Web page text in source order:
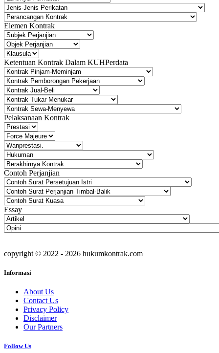
Elemen Kontrak
Ketentuan Kontrak Dalam KUHPerdata
Pelaksanaan Kontrak
Contoh Perjanjian
Essay
copyright © 2022 - 2026 hukumkontrak.com
Informasi
About Us
Contact Us
Privacy Policy
Disclaimer
Our Partners
Follow Us